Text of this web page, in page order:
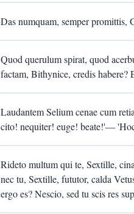
Das numquam, semper promittis,
Quod querulum spirat, quod
factam, Bithynice, credis habere?
Laudantem Selium cenae cum
cito! nequiter! euge! beate!'—
Rideto multum qui te, Sextille,
nec tu, Sextille, fututor, calda
ergo es? Nescio, sed tu scis res